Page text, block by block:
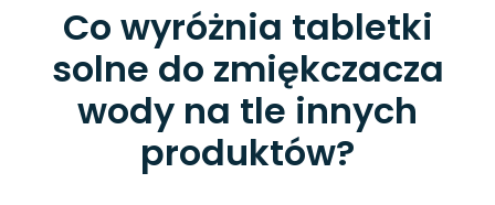
Co wyróżnia tabletki
solne do zmiękczacza
wody na tle innych
produktów?